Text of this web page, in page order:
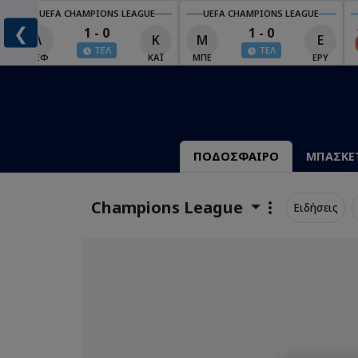
❮
UEFA CHAMPIONS LEAGUE
Λ
ΛΈΦ
1 - 0
ΤΕΛ
Κ
ΚΑΪ
UEFA CHAMPIONS LEAGUE
Μ
ΜΠΕ
1 - 0
ΤΕΛ
Ε
ΕΡΥ
ΠΟΔΟΣΦΑΙΡΟ
Champions League Ειδήσεις